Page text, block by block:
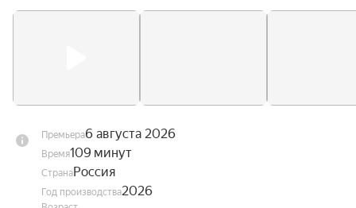
Премьера6 августа 2026
Время109 минут
СтранаРоссия
Год производства2026